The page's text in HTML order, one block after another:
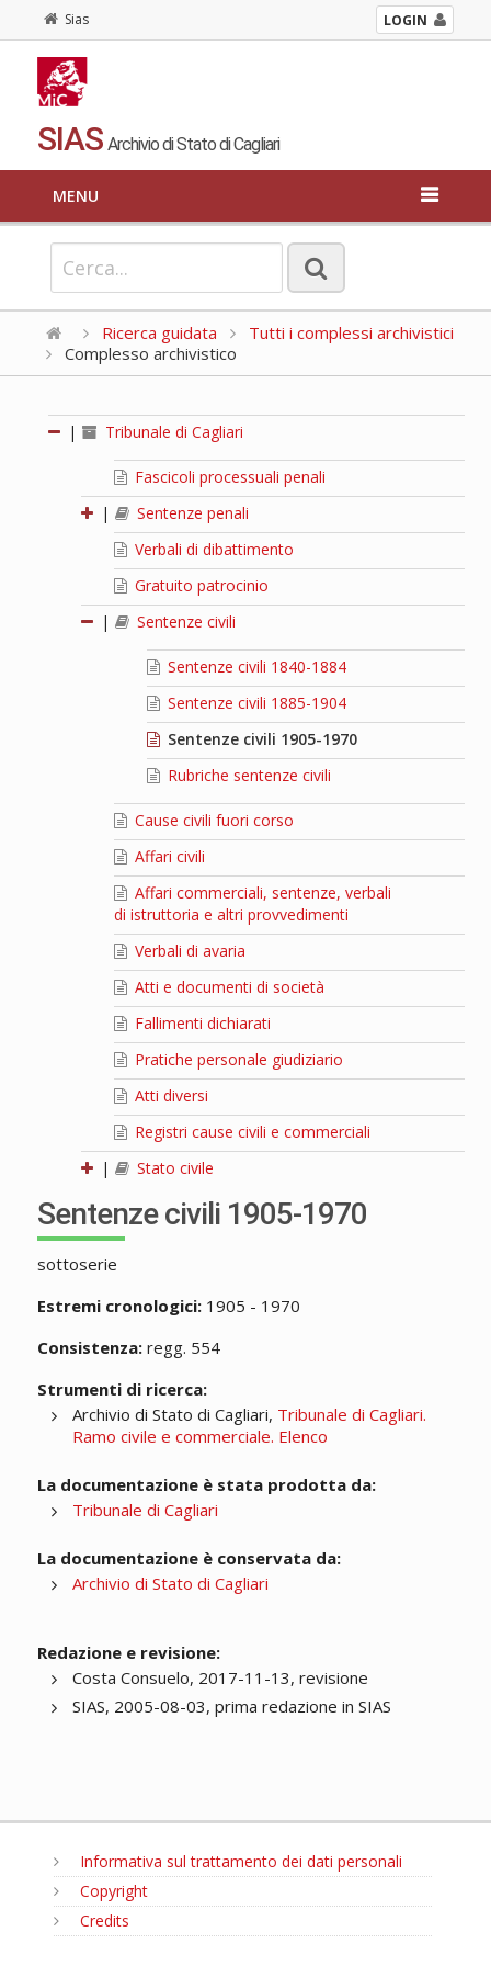
Sias LOGIN
SIAS Archivio di Stato di Cagliari
MENU
Ricerca guidata
Tutti i complessi archivistici
Complesso archivistico
| Tribunale di Cagliari
Fascicoli processuali penali
|
Sentenze penali
Verbali di dibattimento
Gratuito patrocinio
|
Sentenze civili
Sentenze civili 1840-1884
Sentenze civili 1885-1904
Sentenze civili 1905-1970
Rubriche sentenze civili
Cause civili fuori corso
Affari civili
Affari commerciali, sentenze, verbali
di istruttoria e altri provvedimenti
Verbali di avaria
Atti e documenti di società
Fallimenti dichiarati
Pratiche personale giudiziario
Atti diversi
Registri cause civili e commerciali
|
Stato civile
Sentenze civili 1905-1970
sottoserie
Estremi cronologici:1905 - 1970
Consistenza:regg. 554
Strumenti di ricerca:
Archivio di Stato di Cagliari, Tribunale di Cagliari.
Ramo civile e commerciale. Elenco
La documentazione è stata prodotta da:
Tribunale di Cagliari
La documentazione è conservata da:
Archivio di Stato di Cagliari
Redazione e revisione:
Costa Consuelo, 2017-11-13, revisione
SIAS, 2005-08-03, prima redazione in SIAS
Informativa sul trattamento dei dati personali
Copyright
Credits